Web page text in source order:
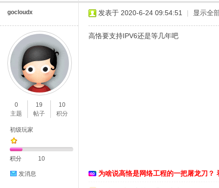
gocloudx
0
主题
19
帖子
10
积分
初级玩家
积分 10
发消息
发表于 2020-6-24 09:54:51 | 显示全
高恪要支持IPV6还是等几年吧
为啥说高恪是网络工程的一把屠龙刀？